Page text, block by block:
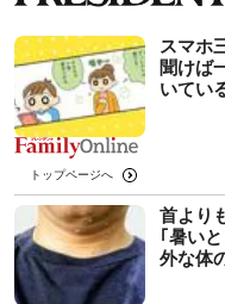
スマホ
聞けば
いてい
トップページへ
首より
｢暑い
外な体